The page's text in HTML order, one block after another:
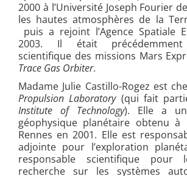
2000 à l’Université Joseph Fourier
les hautes atmosphères de la
puis a rejoint l’Agence Spatiale
2003. Il était précédemment
scientifique des missions Mars
Trace Gas Orbiter.
Madame Julie Castillo-Rogez est
Propulsion Laboratory(qui fait
Institute of Technology). Elle a
géophysique planétaire obtenu à
Rennes en 2001. Elle est
adjointe pour l’exploration
responsable scientifique
recherche sur les systèmes